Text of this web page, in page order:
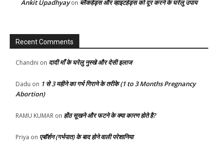
Ankit Upadhyayon ब्लैकहेड्स और व्हाइटहेड्स को दूर करने के घरेलु उपाय
Recent Comments
Chandni on दादी माँ के घरेलु नुस्खे और देसी इलाज
Dadu on 1 से 3 महीने का गर्भ गिराने के तरीके (1 to 3 Months Pregnancy
Abortion)
RAMU KUMAR on होंठ सूखने और फटने के क्या कारण होते है?
Priya on एबॉर्शन (गर्भपात) के बाद होने वाली परेशानिया